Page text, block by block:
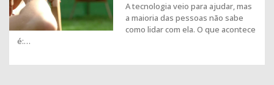
A tecnologia veio para ajudar, mas
a maioria das pessoas não sabe
como lidar com ela. O que acontece
é:…